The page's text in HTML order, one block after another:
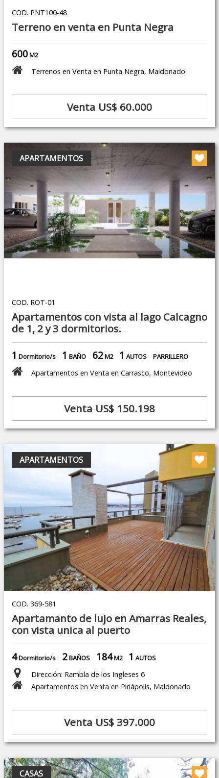
COD. PNT100-48
Terreno en venta en Punta Negra
600M2
Terrenos en Venta en Punta Negra, Maldonado
Venta US$ 60.000
APARTAMENTOS
COD. ROT-01
Apartamentos con vista al lago Calcagno
de 1, 2 y 3 dormitorios.
1 Dormitorio/s 1 BAÑO 62M2 1 AUTOS PARRILLERO
Apartamentos en Venta en Carrasco, Montevideo
Venta US$ 150.198
APARTAMENTOS
COD. 369-581
Apartamanto de lujo en Amarras Reales,
con vista unica al puerto
4Dormitorio/s 2BAÑOS 184M2 1 AUTOS
Dirección: Rambla de los Ingleses 6
Apartamentos en Venta en Piriápolis, Maldonado
Venta US$ 397.000
CASAS